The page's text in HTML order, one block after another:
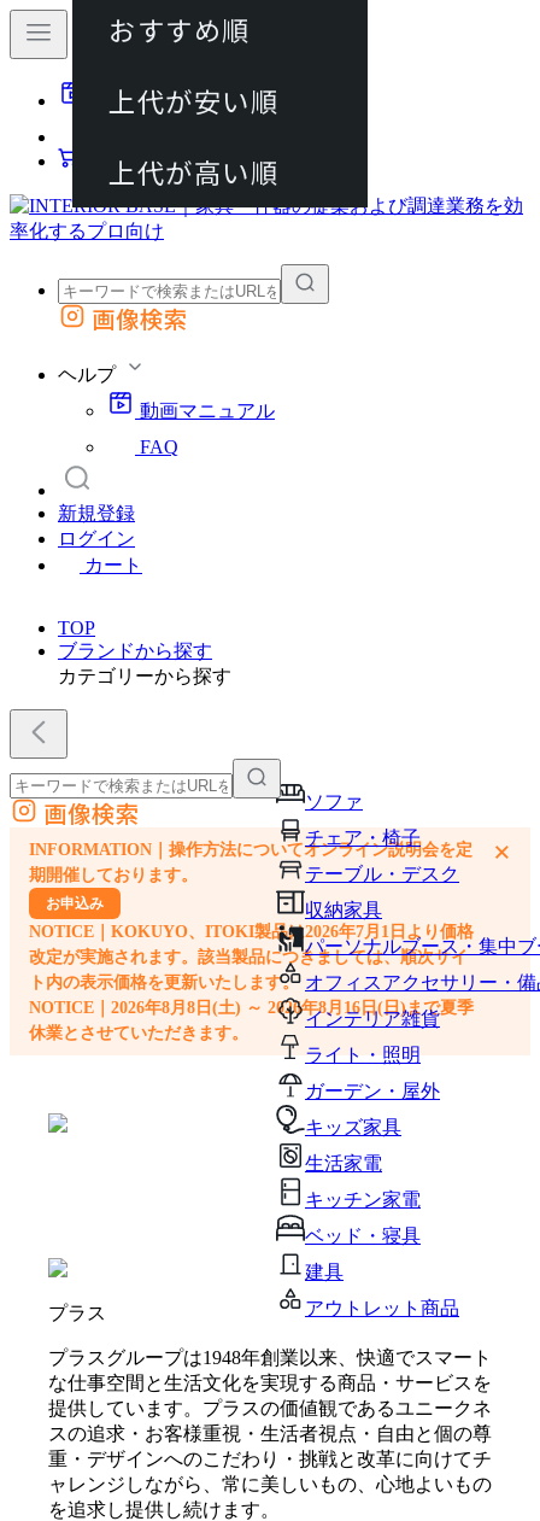
動画マニュアル
カート
外部サイトの商品をカートに追加
画像検索
ヘルプ
動画マニュアル
FAQ
新規登録
ログイン
カート
TOP
ブランドから探す
カテゴリーから探す
ソファ
チェア・椅子
テーブル・デスク
収納家具
パーソナルブース・集中
オフィスアクセサリー・備
インテリア雑貨
ライト・照明
ガーデン・屋外
キッズ家具
生活家電
キッチン家電
ベッド・寝具
建具
アウトレット商品
外部サイトの商品をカートに追加
他のサイトで見つけた商品ページのURLを貼り付けて、カートに追加できます
画像検索
INFORMATION｜操作方法についてオンライン説明会を定
期開催しております。
お申込み
NOTICE｜KOKUYO、ITOKI製品は2026年7月1日より価格
改定が実施されます。該当製品につきましては、順次サイ
ト内の表示価格を更新いたします。
NOTICE｜2026年8月8日(土) ～ 2026年8月16日(日)まで夏季
休業とさせていただきます。
×
プラス
プラスグループは1948年創業以来、快適でスマート
な仕事空間と生活文化を実現する商品・サービスを
提供しています。プラスの価値観であるユニークネ
スの追求・お客様重視・生活者視点・自由と個の尊
重・デザインへのこだわり・挑戦と改革に向けてチ
ャレンジしながら、常に美しいもの、心地よいもの
を追求し提供し続けます。
おすすめ順
上代が安い順
上代が高い順